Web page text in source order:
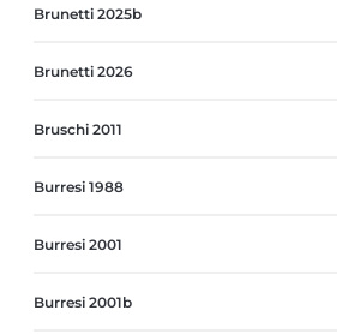
Brunetti 2025b
Brunetti 2026
Bruschi 2011
Burresi 1988
Burresi 2001
Burresi 2001b